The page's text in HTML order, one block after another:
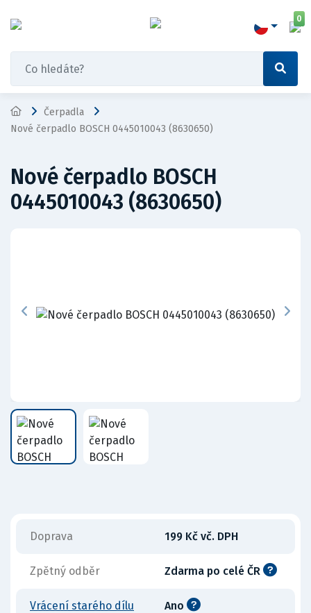
0
Čerpadla
Nové čerpadlo BOSCH 0445010043 (8630650)
Nové čerpadlo BOSCH
0445010043 (8630650)
Doprava 199 Kč vč. DPH
Zpětný odběr Zdarma po celé ČR
Vrácení starého dílu Ano